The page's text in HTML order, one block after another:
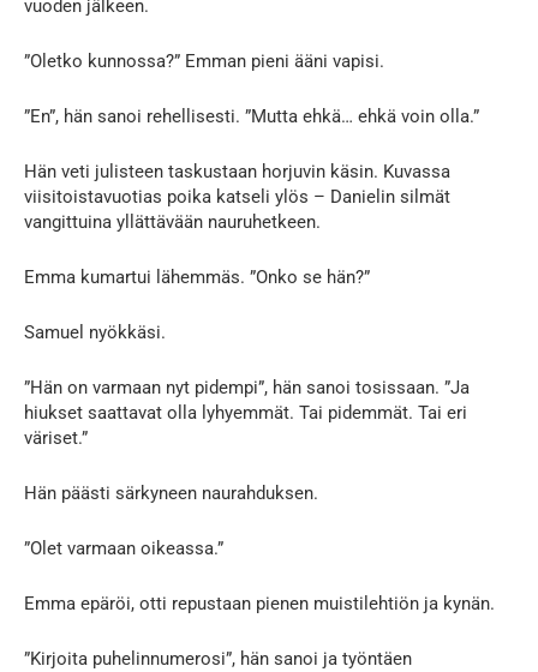
vuoden jälkeen.
”Oletko kunnossa?” Emman pieni ääni vapisi.
”En”, hän sanoi rehellisesti. ”Mutta ehkä… ehkä voin olla.”
Hän veti julisteen taskustaan horjuvin käsin. Kuvassa
viisitoistavuotias poika katseli ylös – Danielin silmät
vangittuina yllättävään nauruhetkeen.
Emma kumartui lähemmäs. ”Onko se hän?”
Samuel nyökkäsi.
”Hän on varmaan nyt pidempi”, hän sanoi tosissaan. ”Ja
hiukset saattavat olla lyhyemmät. Tai pidemmät. Tai eri
väriset.”
Hän päästi särkyneen naurahduksen.
”Olet varmaan oikeassa.”
Emma epäröi, otti repustaan pienen muistilehtiön ja kynän.
”Kirjoita puhelinnumerosi”, hän sanoi ja työntäen